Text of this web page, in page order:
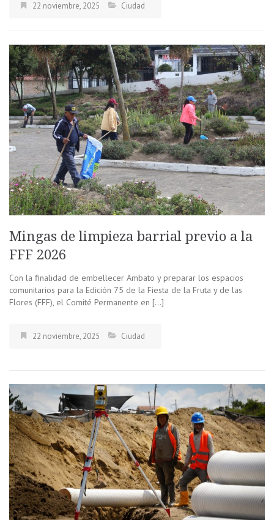
22 noviembre, 2025 Ciudad
Mingas de limpieza barrial previo a la
FFF 2026
Con la finalidad de embellecer Ambato y preparar los espacios
comunitarios para la Edición 75 de la Fiesta de la Fruta y de las
Flores (FFF), el Comité Permanente en […]
22 noviembre, 2025 Ciudad